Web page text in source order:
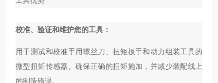
校准、验证和维护您的工具：
用于测试和校准手用螺丝刀、扭矩扳手和动力组装工具的
微型扭矩传感器。确保正确的扭矩施加，并减少装配线上
的制造错误。